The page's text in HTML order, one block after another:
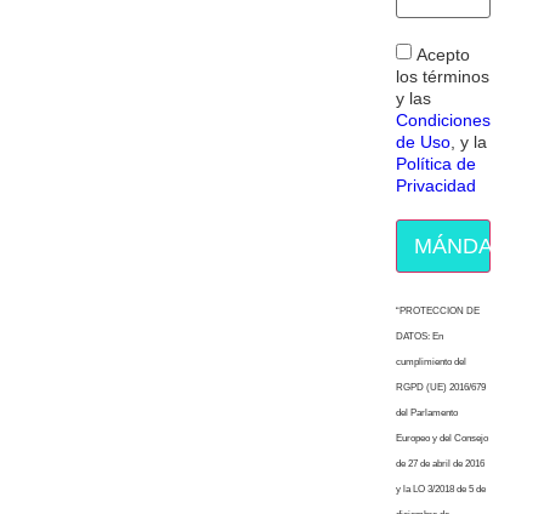
Acepto
los términos
y las
Condiciones
de Uso , y la
Política de
Privacidad
MÁNDAME
“PROTECCION DE
DATOS: En
cumplimiento del
RGPD (UE) 2016/679
del Parlamento
Europeo y del Consejo
de 27 de abril de 2016
y la LO 3/2018 de 5 de